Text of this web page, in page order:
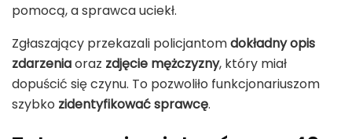
pomocą, a sprawca uciekł.
Zgłaszający przekazali policjantomdokładny opis
zdarzeniaoraz zdjęcie mężczyzny, który miał
dopuścić się czynu. To pozwoliło funkcjonariuszom
szybko zidentyfikować sprawcę.